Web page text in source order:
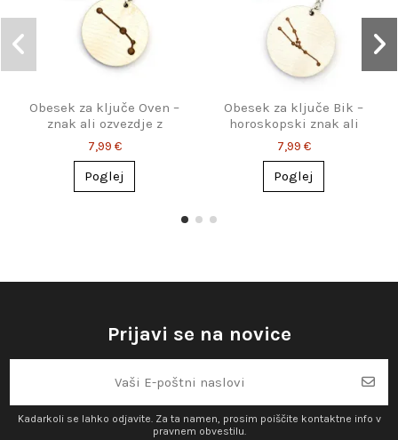
Obesek za ključe Oven –
znak ali ozvezdje z
imenom
7,99 €
Poglej
Obesek za ključe Bik –
horoskopski znak ali
ozvezdje z imenom
7,99 €
Poglej
Prijavi se na novice
Kadarkoli se lahko odjavite. Za ta namen, prosim poiščite kontaktne info v
pravnem obvestilu.